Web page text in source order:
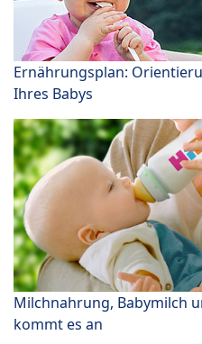
Ernährungsplan:
Ihres Babys
Milchnahrung, Babymilch
kommt es an